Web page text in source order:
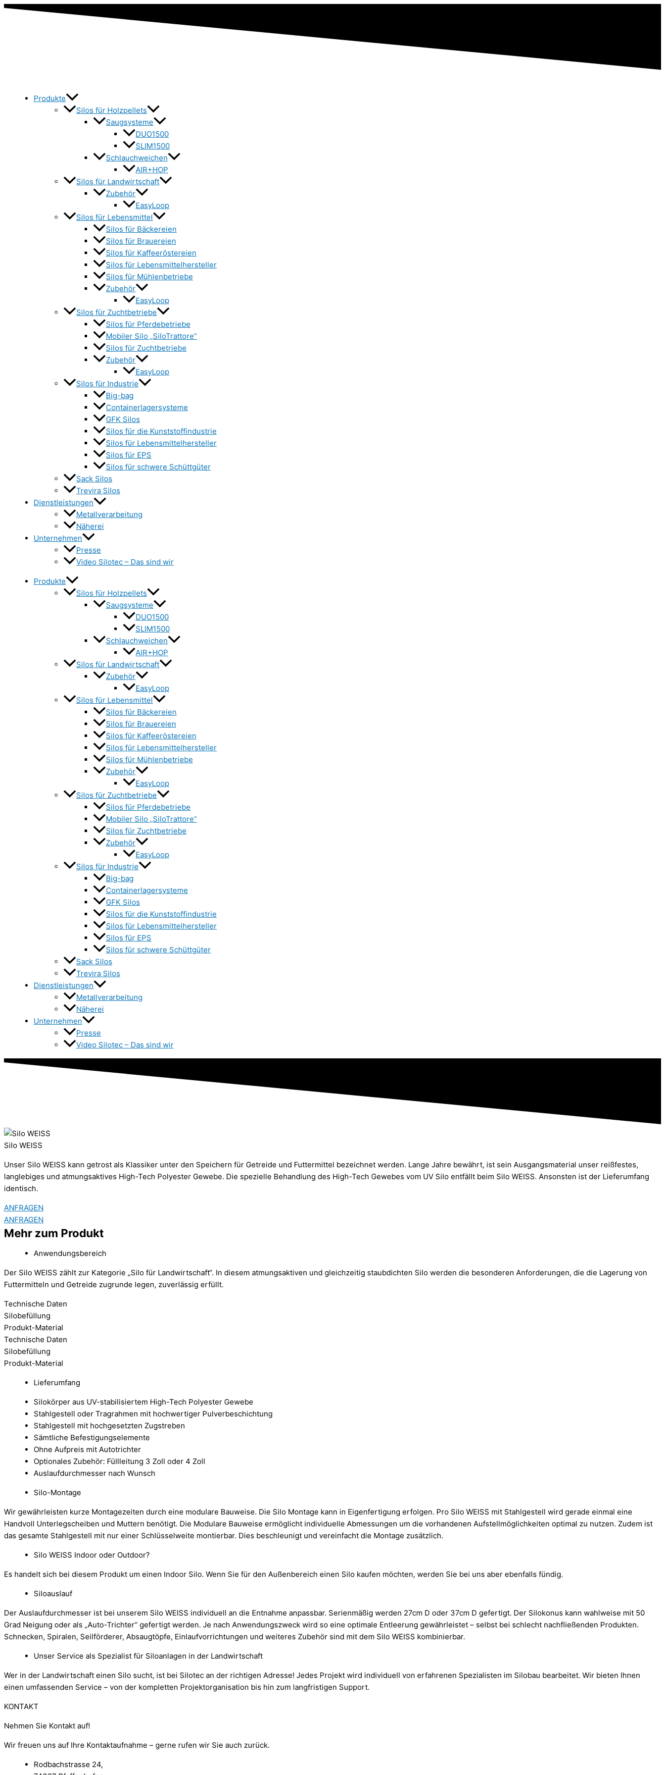
Produkte
Silos für Holzpellets
Saugsysteme
DUO1500
SLIM1500
Schlauchweichen
AIR+HOP
Silos für Landwirtschaft
Zubehör
EasyLoop
Silos für Lebensmittel
Silos für Bäckereien
Silos für Brauereien
Silos für Kaffeeröstereien
Silos für Lebensmittelhersteller
Silos für Mühlenbetriebe
Zubehör
EasyLoop
Silos für Zuchtbetriebe
Silos für Pferdebetriebe
Mobiler Silo „SiloTrattore“
Silos für Zuchtbetriebe
Zubehör
EasyLoop
Silos für Industrie
Big-bag
Containerlagersysteme
GFK Silos
Silos für die Kunststoffindustrie
Silos für Lebensmittelhersteller
Silos für EPS
Silos für schwere Schüttgüter
Sack Silos
Trevira Silos
Dienstleistungen
Metallverarbeitung
Näherei
Unternehmen
Presse
Video Silotec – Das sind wir
Produkte
Silos für Holzpellets
Saugsysteme
DUO1500
SLIM1500
Schlauchweichen
AIR+HOP
Silos für Landwirtschaft
Zubehör
EasyLoop
Silos für Lebensmittel
Silos für Bäckereien
Silos für Brauereien
Silos für Kaffeeröstereien
Silos für Lebensmittelhersteller
Silos für Mühlenbetriebe
Zubehör
EasyLoop
Silos für Zuchtbetriebe
Silos für Pferdebetriebe
Mobiler Silo „SiloTrattore“
Silos für Zuchtbetriebe
Zubehör
EasyLoop
Silos für Industrie
Big-bag
Containerlagersysteme
GFK Silos
Silos für die Kunststoffindustrie
Silos für Lebensmittelhersteller
Silos für EPS
Silos für schwere Schüttgüter
Sack Silos
Trevira Silos
Dienstleistungen
Metallverarbeitung
Näherei
Unternehmen
Presse
Video Silotec – Das sind wir
Silo WEISS
Unser Silo WEISS kann getrost als Klassiker unter den Speichern für Getreide und Futtermittel bezeichnet werden. Lange Jahre bewährt, ist sein Ausgangsmaterial unser reißfestes,
langlebiges und atmungsaktives High-Tech Polyester Gewebe. Die spezielle Behandlung des High-Tech Gewebes vom UV Silo entfällt beim Silo WEISS. Ansonsten ist der Lieferumfang
identisch.
ANFRAGEN
ANFRAGEN
Mehr zum Produkt
Anwendungsbereich
Der Silo WEISS zählt zur Kategorie „Silo für Landwirtschaft“. In diesem atmungsaktiven und gleichzeitig staubdichten Silo werden die besonderen Anforderungen, die die Lagerung von
Futtermitteln und Getreide zugrunde legen, zuverlässig erfüllt.
Technische Daten
Silobefüllung
Produkt-Material
Technische Daten
Silobefüllung
Produkt-Material
Lieferumfang
Silokörper aus UV-stabilisiertem High-Tech Polyester Gewebe
Stahlgestell oder Tragrahmen mit hochwertiger Pulverbeschichtung
Stahlgestell mit hochgesetzten Zugstreben
Sämtliche Befestigungselemente
Ohne Aufpreis mit Autotrichter
Optionales Zubehör: Füllleitung 3 Zoll oder 4 Zoll
Auslaufdurchmesser nach Wunsch
Silo-Montage
Wir gewährleisten kurze Montagezeiten durch eine modulare Bauweise. Die Silo Montage kann in Eigenfertigung erfolgen. Pro Silo WEISS mit Stahlgestell wird gerade einmal eine
Handvoll Unterlegscheiben und Muttern benötigt. Die Modulare Bauweise ermöglicht individuelle Abmessungen um die vorhandenen Aufstellmöglichkeiten optimal zu nutzen. Zudem ist
das gesamte Stahlgestell mit nur einer Schlüsselweite montierbar. Dies beschleunigt und vereinfacht die Montage zusätzlich.
Silo WEISS Indoor oder Outdoor?
Es handelt sich bei diesem Produkt um einen Indoor Silo. Wenn Sie für den Außenbereich einen Silo kaufen möchten, werden Sie bei uns aber ebenfalls fündig.
Siloauslauf
Der Auslaufdurchmesser ist bei unserem Silo WEISS individuell an die Entnahme anpassbar. Serienmäßig werden 27cm D oder 37cm D gefertigt. Der Silokonus kann wahlweise mit 50
Grad Neigung oder als „Auto-Trichter“ gefertigt werden. Je nach Anwendungszweck wird so eine optimale Entleerung gewährleistet – selbst bei schlecht nachfließenden Produkten.
Schnecken, Spiralen, Seilförderer, Absaugtöpfe, Einlaufvorrichtungen und weiteres Zubehör sind mit dem Silo WEISS kombinierbar.
Unser Service als Spezialist für Siloanlagen in der Landwirtschaft
Wer in der Landwirtschaft einen Silo sucht, ist bei Silotec an der richtigen Adresse! Jedes Projekt wird individuell von erfahrenen Spezialisten im Silobau bearbeitet. Wir bieten Ihnen
einen umfassenden Service – von der kompletten Projektorganisation bis hin zum langfristigen Support.
KONTAKT
Nehmen Sie Kontakt auf!​
Wir freuen uns auf Ihre Kontaktaufnahme – gerne rufen wir Sie auch zurück.
Rodbachstrasse 24,